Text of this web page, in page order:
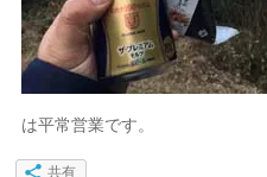
は平常営業です。
共有